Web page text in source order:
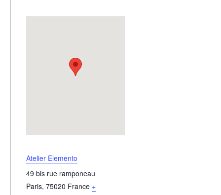
Atelier Elemento
49 bis rue ramponeau
Paris, 75020 France +